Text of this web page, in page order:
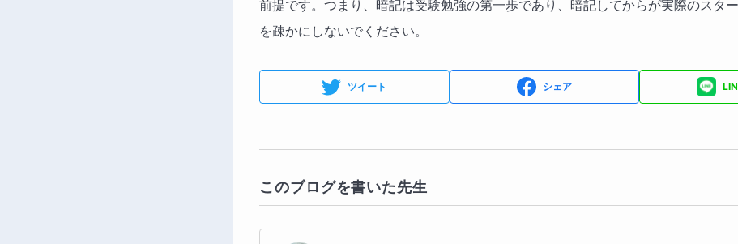
前提です。つまり、暗記は受験勉強の第一歩であり、暗記してからが実際のスタ
を疎かにしないでください。
ツイート シェア
このブログを書いた先生